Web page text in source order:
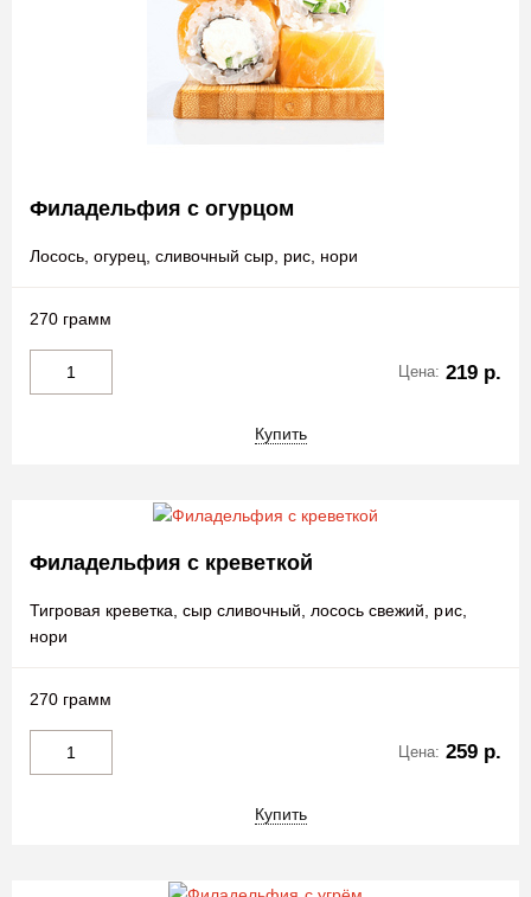
Филадельфия с огурцом
Лосось, огурец, сливочный сыр, рис, нори
270 грамм
Цена: 219 р.
Купить
Филадельфия с креветкой
Тигровая креветка, сыр сливочный, лосось свежий, рис,
нори
270 грамм
Цена: 259 р.
Купить